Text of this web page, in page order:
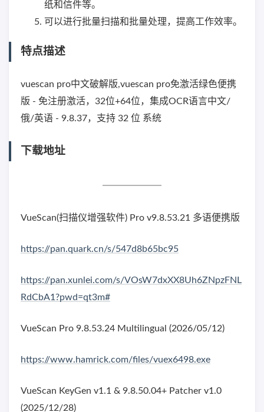
纸和信件等。
可以进行批量扫描和批量处理，提高工作效率。
特点描述
vuescan pro中文破解版,vuescan pro免激活绿色便携
版 - 免注册激活，32位+64位，集成OCR语言中文/
俄/英语 - 9.8.37，支持 32 位 系统
下载地址
VueScan(扫描仪增强软件) Pro v9.8.53.21 多语便携版
https://pan.quark.cn/s/547d8b65bc95
https://pan.xunlei.com/s/VOsW7dxXX8Uh6ZNpzFNL
RdCbA1?pwd=qt3m#
VueScan Pro 9.8.53.24 Multilingual (2026/05/12)
https://www.hamrick.com/files/vuex6498.exe
VueScan KeyGen v1.1 & 9.8.50.04+ Patcher v1.0
(2025/12/28)